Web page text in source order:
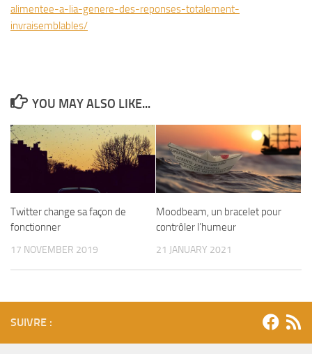
alimentee-a-lia-genere-des-reponses-totalement-
invraisemblables/
YOU MAY ALSO LIKE...
Twitter change sa façon de
fonctionner
17 NOVEMBER 2019
Moodbeam, un bracelet pour
contrôler l’humeur
21 JANUARY 2021
SUIVRE :